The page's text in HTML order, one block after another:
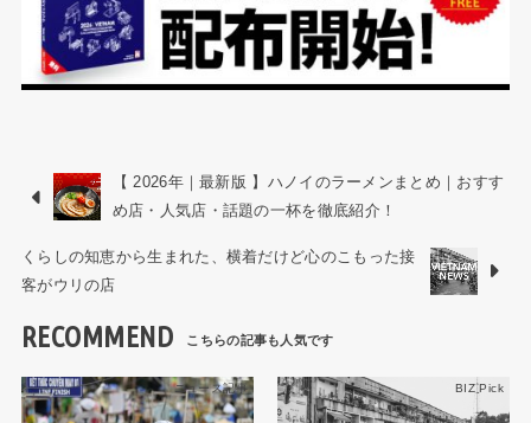
【 2026年｜最新版 】ハノイのラーメンまとめ｜おすす
め店・人気店・話題の一杯を徹底紹介！
くらしの知恵から生まれた、横着だけど心のこもった接
客がウリの店
RECOMMEND
ニュース記事 BIZ Pick